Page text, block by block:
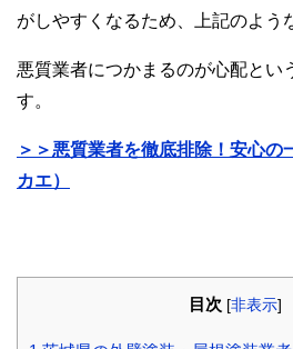
がしやすくなるため、上記のよう
悪質業者につかまるのが心配とい
す。
＞＞悪質業者を徹底排除！安心の
カエ）
目次 [非表示]